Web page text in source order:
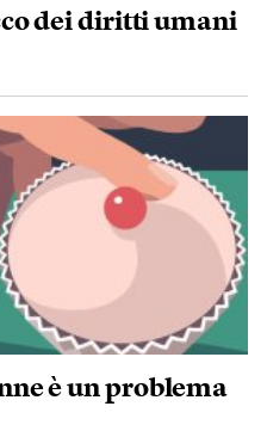
dei diritti umani
è un problema